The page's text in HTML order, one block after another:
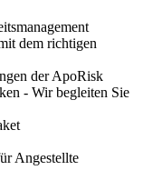
dem richtigen
der ApoRisk
- Wir begleiten Sie
Angestellte